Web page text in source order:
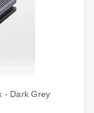
- Dark Grey